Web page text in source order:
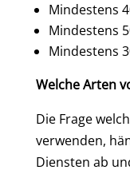
Mindestens
Mindestens
Mindestens
Welche Arten
Die Frage
verwenden,
Diensten ab